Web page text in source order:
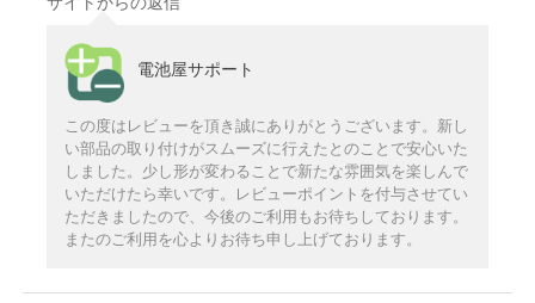
電池屋サポート
この度はレビューを頂き誠にありがとうございます。新し
い部品の取り付けがスムーズに行えたとのことで安心いた
しました。少し形が変わることで新たな雰囲気を楽しんで
いただけたら幸いです。レビューポイントを付与させてい
ただきましたので、今後のご利用もお待ちしております。
またのご利用を心よりお待ち申し上げております。